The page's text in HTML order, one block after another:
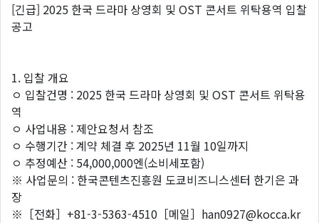
[긴급] 2025 한국 드라마 상영회 및 OST 콘서트 위탁용역 입찰
공고
1. 입찰 개요
ㅇ 입찰건명 : 2025 한국 드라마 상영회 및 OST 콘서트 위탁용
역
ㅇ 사업내용 : 제안요청서 참조
ㅇ 수행기간 : 계약 체결 후 2025년 11월 10일까지
ㅇ 추정예산 : 54,000,000엔(소비세포함)
※ 사업문의 : 한국콘텐츠진흥원 도쿄비즈니스센터 한기은 과
장
※［전화］+81-3-5363-4510［메일］han0927@kocca.kr